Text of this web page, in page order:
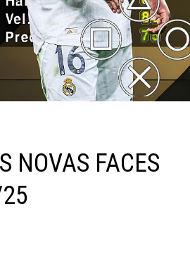
NOVAS FACES